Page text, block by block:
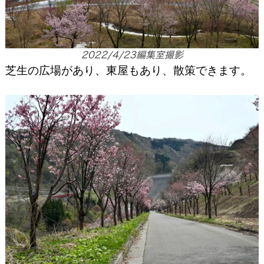
2022/4/23編集室撮影
芝生の広場があり、東屋もあり、散策できます。